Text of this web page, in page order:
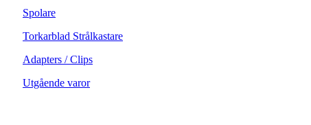
Spolare
Torkarblad Strålkastare
Adapters / Clips
Utgående varor